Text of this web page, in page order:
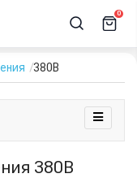
0
380В
380В